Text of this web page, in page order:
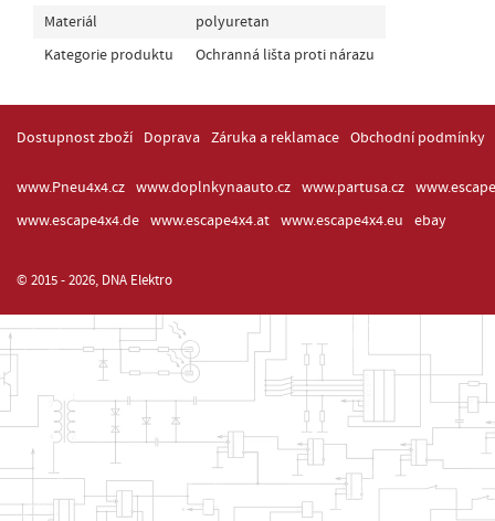
Materiál
polyuretan
Kategorie produktu
Ochranná lišta proti nárazu
Dostupnost zboží Doprava Záruka a reklamace Obchodní podmínky
www.Pneu4x4.cz www.doplnkynaauto.cz www.partusa.cz
www.escape4x4.de
www.escape4x4.at www.escape4x4.eu ebay
© 2015 - 2026, DNA Elektro